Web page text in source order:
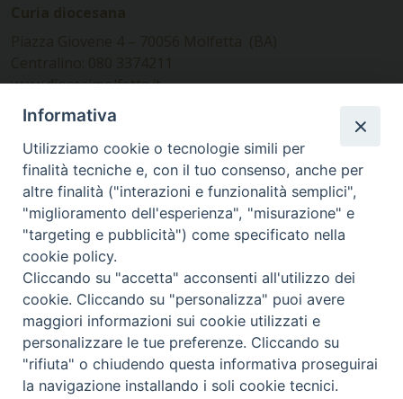
www.diocesimolfetta.it –
diocesimolfetta@pec.chiesacattolica.it
Ufficio Comunicazioni sociali
Piazza Giovene 4 – 70056 Molfetta (BA)
comunicazionisociali@diocesimolfetta.it
SEGUICI SU
Facebook
Instagram
X YouTube
Feed
Privacy Policy - trasparenza
Informativa
Utilizziamo cookie o tecnologie simili per
finalità tecniche e, con il tuo consenso, anche per
altre finalità ("interazioni e funzionalità semplici",
"miglioramento dell'esperienza", "misurazione" e
"targeting e pubblicità") come specificato nella
cookie policy.
Cliccando su "accetta" acconsenti all'utilizzo dei
cookie. Cliccando su "personalizza" puoi avere
maggiori informazioni sui cookie utilizzati e
personalizzare le tue preferenze. Cliccando su
"rifiuta" o chiudendo questa informativa proseguirai
la navigazione installando i soli cookie tecnici.